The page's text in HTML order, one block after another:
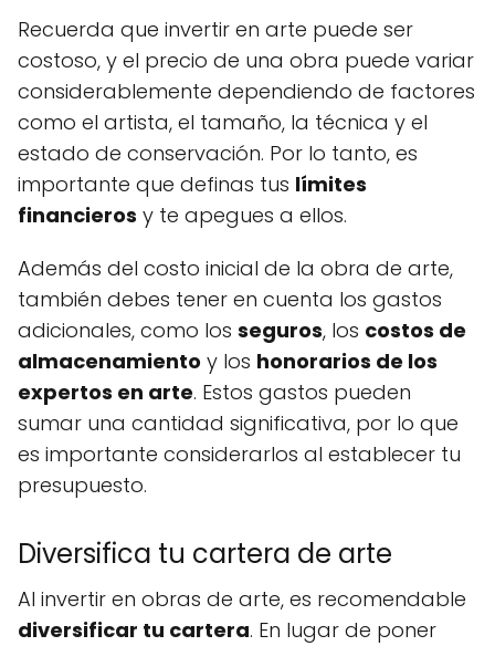
Recuerda que invertir en arte puede ser
costoso, y el precio de una obra puede variar
considerablemente dependiendo de factores
como el artista, el tamaño, la técnica y el
estado de conservación. Por lo tanto, es
importante que definas tus límites
financieros y te apegues a ellos.
Además del costo inicial de la obra de arte,
también debes tener en cuenta los gastos
adicionales, como los seguros, los costos de
almacenamiento y los honorarios de los
expertos en arte. Estos gastos pueden
sumar una cantidad significativa, por lo que
es importante considerarlos al establecer tu
presupuesto.
Diversifica tu cartera de arte
Al invertir en obras de arte, es recomendable
diversificar tu cartera. En lugar de poner